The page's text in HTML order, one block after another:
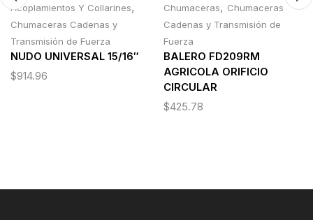
Acoplamientos Y Collarines,
Chumaceras Cadenas y
Transmisión de Fuerza
NUDO UNIVERSAL 15/16″
$914.96
Chumaceras, Chumaceras
Cadenas y Transmisión de
Fuerza
BALERO FD209RM
AGRICOLA ORIFICIO
CIRCULAR
$425.78